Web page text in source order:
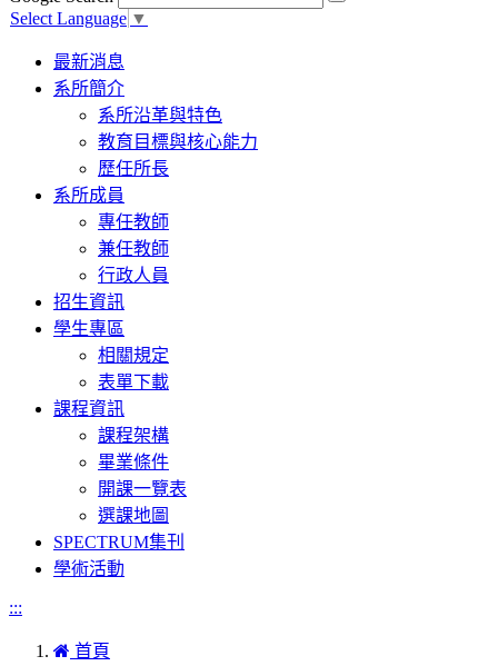
Select Language ▼
Toggle
navigation
最新消息
系所簡介
系所沿革與特色
教育目標與核心能力
歷任所長
系所成員
專任教師
兼任教師
行政人員
招生資訊
學生專區
相關規定
表單下載
課程資訊
課程架構
畢業條件
開課一覽表
選課地圖
SPECTRUM集刊
學術活動
:::
首頁